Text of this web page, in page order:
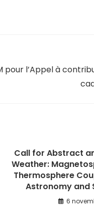
pour l’Appel à
Call for Abstract
Weather:
Thermosphere
Astronomy and
6